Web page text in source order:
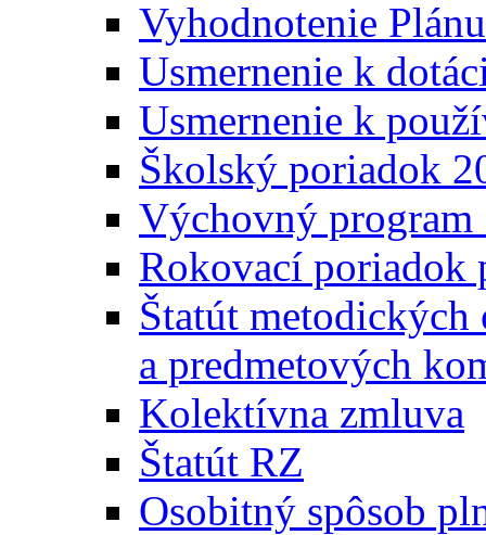
Vyhodnotenie
Usmernenie k
Usmernenie k
Školský poriadok
Výchovný
Rokovací poriadok
Štatút
a predmetových
Kolektívna zmluva
Štatút RZ
Osobitný spôsob